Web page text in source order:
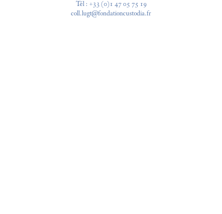
Tél : +33 (0)1 47 05 75 19
coll.lugt@fondationcustodia.fr